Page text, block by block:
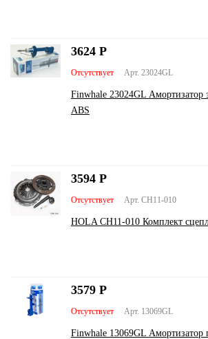
Арт. 23024GL
Отсутствует
Finwhale 23024GL Амортизатор
ABS
3624 Р
Арт. CH11-010
Отсутствует
HOLA CH11-010 Комплект
3594 Р
Арт. 13069GL
Отсутствует
Finwhale 13069GL Амортизатор
3579 Р